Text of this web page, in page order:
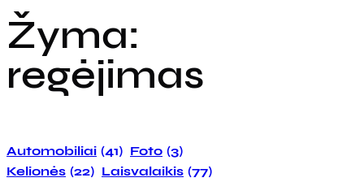
Žyma:
regėjimas
Automobiliai (41) Foto (3)
Kelionės (22) Laisvalaikis (77)